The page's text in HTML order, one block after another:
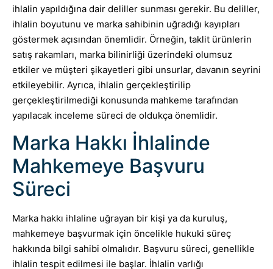
ihlalin yapıldığına dair deliller sunması gerekir. Bu deliller,
ihlalin boyutunu ve marka sahibinin uğradığı kayıpları
göstermek açısından önemlidir. Örneğin, taklit ürünlerin
satış rakamları, marka bilinirliği üzerindeki olumsuz
etkiler ve müşteri şikayetleri gibi unsurlar, davanın seyrini
etkileyebilir. Ayrıca, ihlalin gerçekleştirilip
gerçekleştirilmediği konusunda mahkeme tarafından
yapılacak inceleme süreci de oldukça önemlidir.
Marka Hakkı İhlalinde
Mahkemeye Başvuru
Süreci
Marka hakkı ihlaline uğrayan bir kişi ya da kuruluş,
mahkemeye başvurmak için öncelikle hukuki süreç
hakkında bilgi sahibi olmalıdır. Başvuru süreci, genellikle
ihlalin tespit edilmesi ile başlar. İhlalin varlığı